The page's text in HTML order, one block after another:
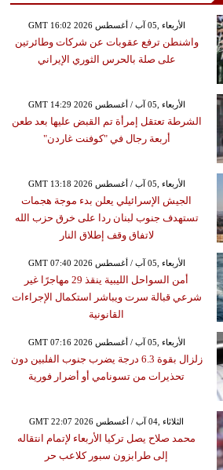
GMT 16:02 2026 الأربعاء ,05 آب / أغسطس
واشنطن ترفع عقوبات عن شركات وطائرتين
على صلة بالحرس الثوري الإيراني
GMT 14:29 2026 الأربعاء ,05 آب / أغسطس
الشرطة تعتقل إمرأة تم القبض عليها بعد طعن
أربعة رجال في "كوفنت غاردن"
GMT 13:18 2026 الأربعاء ,05 آب / أغسطس
الجيش الإسرائيلي يعلن بدء موجة هجمات
تستهدف جنوب لبنان ردا على خرق حزب الله
لاتفاق وقف إطلاق النار
GMT 07:40 2026 الأربعاء ,05 آب / أغسطس
أمن السواحل الليبية ينقذ 29 مهاجرًا غير
شرعي قبالة سرت ويباشر استكمال الإجراءات
القانونية
GMT 07:16 2026 الأربعاء ,05 آب / أغسطس
زلزال بقوة 6.3 درجة يضرب جنوب الفلبين دون
تحذيرات من تسونامي أو أضرار فورية
GMT 22:07 2026 الثلاثاء ,04 آب / أغسطس
محمد صلاح يصل تركيا الأربعاء لإتمام انتقاله
إلى طرابزون سبور كلاعب حر